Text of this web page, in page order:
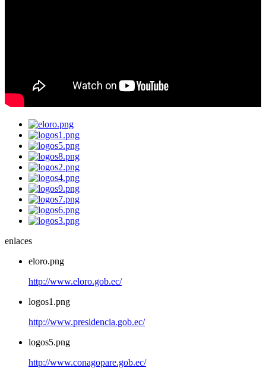
enlaces
eloro.png
http://www.eloro.gob.ec/
logos1.png
http://www.presidencia.gob.ec/
logos5.png
http://www.conagopare.gob.ec/